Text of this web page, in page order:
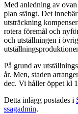
Med anledning av
plan stängt. Det
utsträckning
rotera föremål och
och utställningen i
På grund av
år. Men, staden
dec. Vi håller öppet kl
Detta inlägg postades i
ssagadmin.